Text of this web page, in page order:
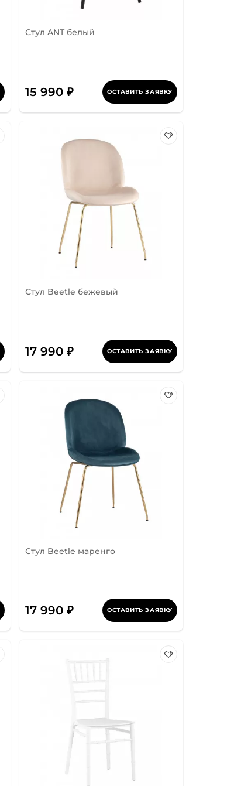
Стул ANT белый
15 990 ₽ ОСТАВИТЬ ЗАЯВКУ
Стул Beetle бежевый
17 990 ₽ ОСТАВИТЬ ЗАЯВКУ
Стул Beetle маренго
17 990 ₽ ОСТАВИТЬ ЗАЯВКУ